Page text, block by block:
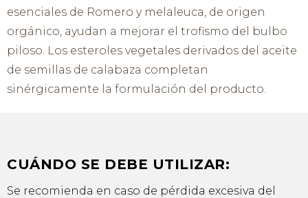
esenciales de Romero y melaleuca, de origen
orgánico, ayudan a mejorar el trofismo del bulbo
piloso. Los esteroles vegetales derivados del aceite
de semillas de calabaza completan
sinérgicamente la formulación del producto.
CUÁNDO SE DEBE UTILIZAR:
Se recomienda en caso de pérdida excesiva del